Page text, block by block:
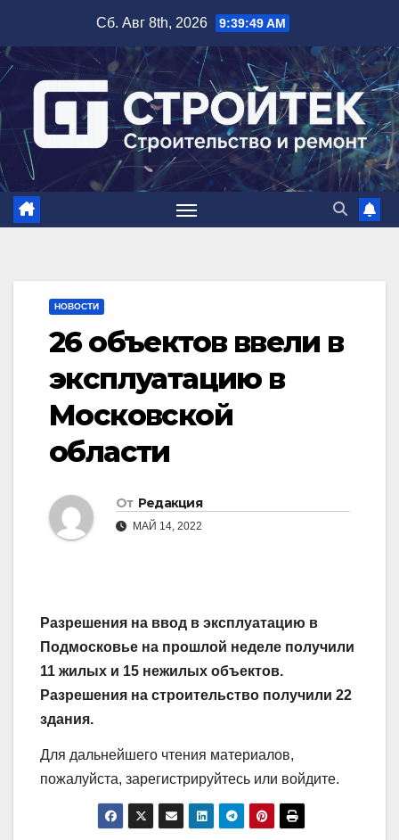
содержимому
Сб. Авг 8th, 2026 9:39:50 AM
НОВОСТИ
26 объектов ввели в
эксплуатацию в
Московской
области
От Редакция
МАЙ 14, 2022
Разрешения на ввод в эксплуатацию в
Подмосковье на прошлой неделе получили
11 жилых и 15 нежилых объектов.
Разрешения на строительство получили 22
здания.
Для дальнейшего чтения материалов,
пожалуйста, зарегистрируйтесь или войдите.